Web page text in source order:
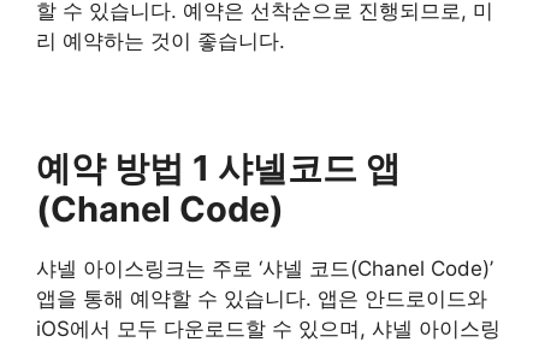
할 수 있습니다. 예약은 선착순으로 진행되므로, 미
리 예약하는 것이 좋습니다.
예약 방법 1 샤넬코드 앱
(Chanel Code)
샤넬 아이스링크는 주로 ‘샤넬 코드(Chanel Code)’
앱을 통해 예약할 수 있습니다. 앱은 안드로이드와
iOS에서 모두 다운로드할 수 있으며, 샤넬 아이스링